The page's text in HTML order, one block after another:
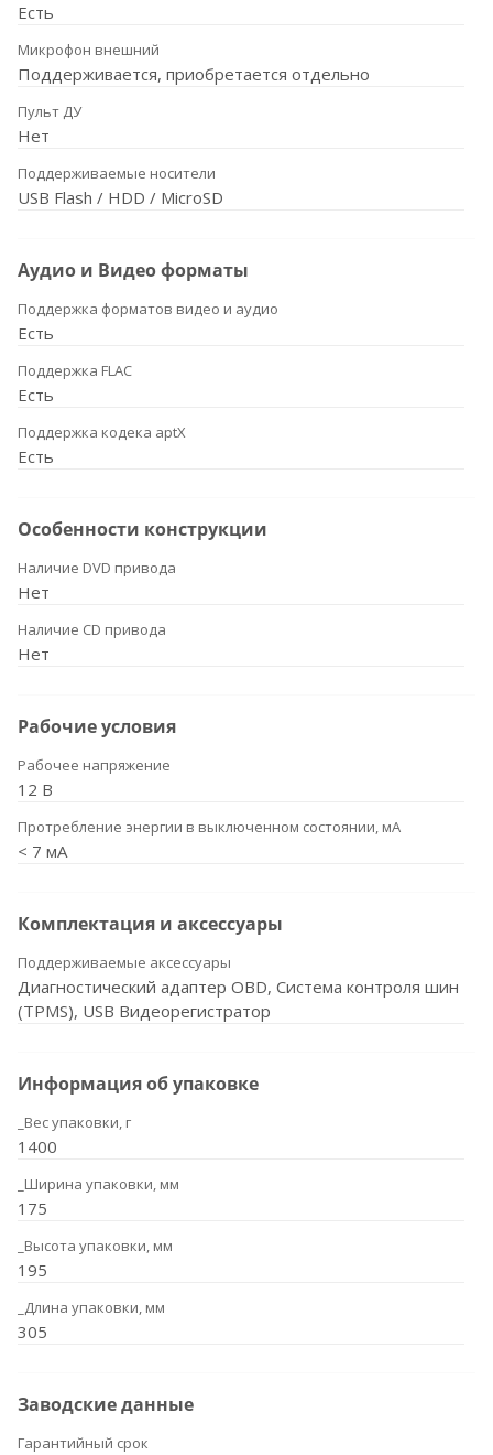
Есть
Микрофон внешний
Поддерживается, приобретается отдельно
Пульт ДУ
Нет
Поддерживаемые носители
USB Flash / HDD / MicroSD
Аудио и Видео форматы
Поддержка форматов видео и аудио
Есть
Поддержка FLAC
Есть
Поддержка кодека aptX
Есть
Особенности конструкции
Наличие DVD привода
Нет
Наличие CD привода
Нет
Рабочие условия
Рабочее напряжение
12 В
Протребление энергии в выключенном состоянии, мА
< 7 мА
Комплектация и аксессуары
Поддерживаемые аксессуары
Диагностический адаптер OBD, Система контроля шин
(TPMS), USB Видеорегистратор
Информация об упаковке
_Вес упаковки, г
1400
_Ширина упаковки, мм
175
_Высота упаковки, мм
195
_Длина упаковки, мм
305
Заводские данные
Гарантийный срок